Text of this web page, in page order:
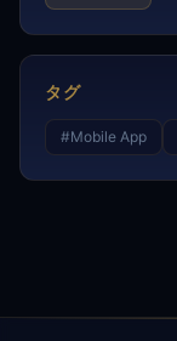
タグ
#Mobile App